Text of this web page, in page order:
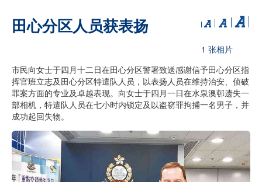
田心分区人员获表扬
1 张相片
市民向女士于四月十二日在田心分区警署致送感谢信予田心分区指
挥官班立志及田心分区特遣队人员，以表扬人员在维持治安、侦破
罪案方面的专业及卓越表现。向女士于四月一日在水泉澳邨遗失一
部相机，特遣队人员在七小时内锁定及以盗窃罪拘捕一名男子，并
成功起回失物。